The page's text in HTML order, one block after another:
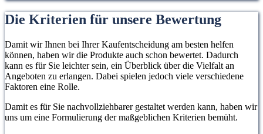
Die Kriterien für unsere Bewertung
Damit wir Ihnen bei Ihrer Kaufentscheidung am besten helfen
können, haben wir die Produkte auch schon bewertet. Dadurch
kann es für Sie leichter sein, ein Überblick über die Vielfalt an
Angeboten zu erlangen. Dabei spielen jedoch viele verschiedene
Faktoren eine Rolle.
Damit es für Sie nachvollziehbarer gestaltet werden kann, haben wir
uns um eine Formulierung der maßgeblichen Kriterien bemüht.